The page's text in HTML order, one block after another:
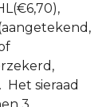
Het sieraad